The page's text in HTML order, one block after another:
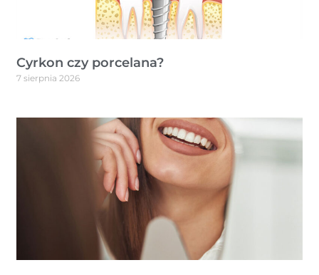
Cyrkon czy porcelana?
7 sierpnia 2026